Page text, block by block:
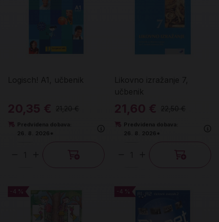
Logisch! A1, učbenik
20,35 € 21,20 €
Predvidena dobava:
26. 8. 2026*
Likovno izražanje 7,
učbenik
21,60 € 22,50 €
Predvidena dobava:
26. 8. 2026*
-4 %
-4 % -4 %
-4 %